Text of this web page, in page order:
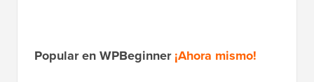
Popular en WPBeginner¡Ahora mismo!